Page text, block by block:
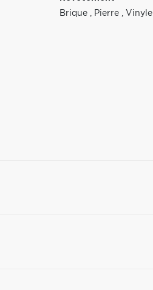
Brique , Pierre , Vinyle